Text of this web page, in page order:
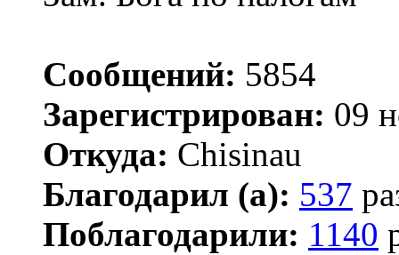
Сообщений: 5854
Зарегистрирован: 09
Откуда: Chisinau
Благодарил (а): 537
Поблагодарили: 1140